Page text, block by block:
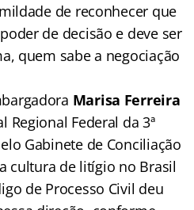
de reconhecer que
de decisão e deve ser
quem sabe a negociação
Marisa Ferreira
Regional Federal da 3ª
Gabinete de Conciliação
cultura de litígio no Brasil
de Processo Civil deu